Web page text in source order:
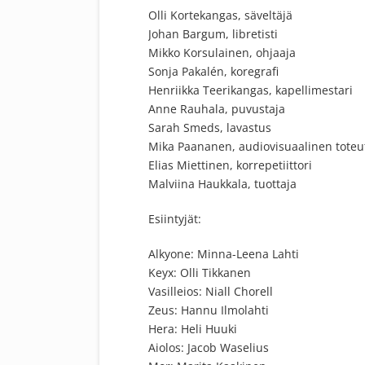
Olli Kortekangas, säveltäjä
Johan Bargum, libretisti
Mikko Korsulainen, ohjaaja
Sonja Pakalén, koregrafi
Henriikka Teerikangas, kapellimestari
Anne Rauhala, puvustaja
Sarah Smeds, lavastus
Mika Paananen, audiovisuaalinen
Elias Miettinen, korrepetiittori
Malviina Haukkala, tuottaja
Esiintyjät:
Alkyone: Minna-Leena Lahti
Keyx: Olli Tikkanen
Vasilleios: Niall Chorell
Zeus: Hannu Ilmolahti
Hera: Heli Huuki
Aiolos: Jacob Waselius